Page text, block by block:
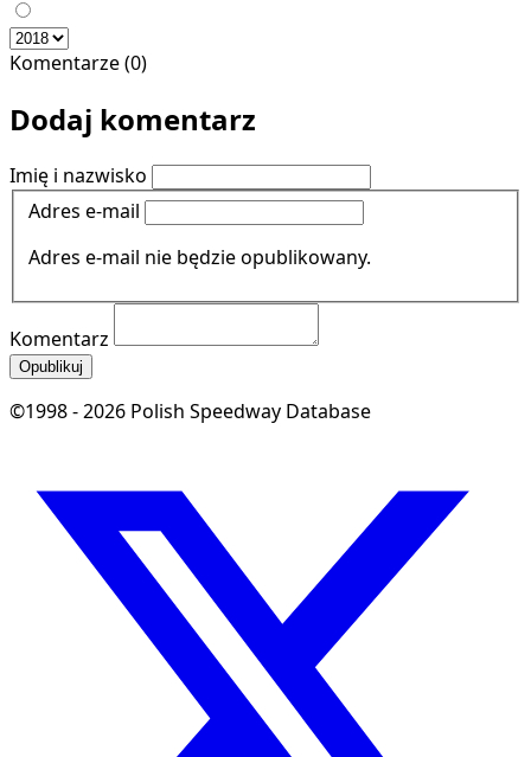
Komentarze (0)
Dodaj komentarz
Imię i nazwisko
Adres e-mail
Adres e-mail nie będzie opublikowany.
Komentarz
Opublikuj
©1998 - 2026 Polish Speedway Database